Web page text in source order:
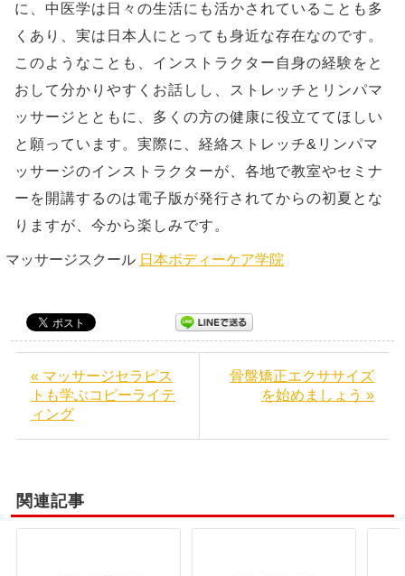
に、中医学は日々の生活にも活かされていることも多
くあり、実は日本人にとっても身近な存在なのです。
このようなことも、インストラクター自身の経験をと
おして分かりやすくお話しし、ストレッチとリンパマ
ッサージとともに、多くの方の健康に役立ててほしい
と願っています。実際に、経絡ストレッチ&リンパマ
ッサージのインストラクターが、各地で教室やセミナ
ーを開講するのは電子版が発行されてからの初夏とな
りますが、今から楽しみです。
マッサージスクール 日本ボディーケア学院
« マッサージセラピス
トも学ぶコピーライテ
ィング
骨盤矯正エクササイズ
を始めましょう »
関連記事